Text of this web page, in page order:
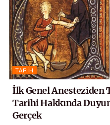
TARIH
İlk Genel Anesteziden
Tarihi Hakkında
Gerçek